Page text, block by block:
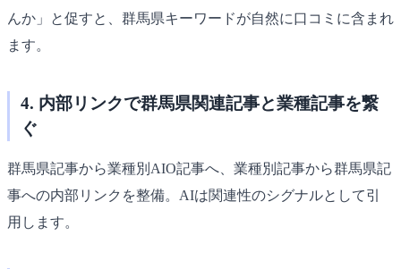
んか」と促すと、群馬県キーワードが自然に口コミに含まれ
ます。
4. 内部リンクで群馬県関連記事と業種記事を繋
ぐ
群馬県記事から業種別AIO記事へ、業種別記事から群馬県記
事への内部リンクを整備。AIは関連性のシグナルとして引
用します。